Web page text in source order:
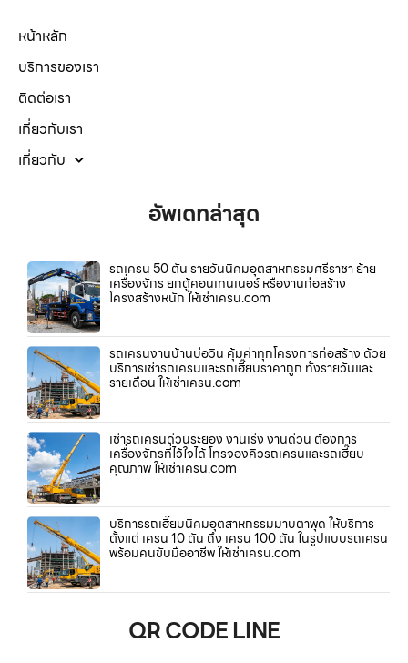
หน้าหลัก
บริการของเรา
ติดต่อเรา
เกี่ยวกับเรา
เกี่ยวกับ
อัพเดทล่าสุด
รถเครน 50 ตัน รายวันนิคมอุตสาหกรรมศรีราชา ย้าย
เครื่องจักร ยกตู้คอนเทนเนอร์ หรืองานก่อสร้าง
โครงสร้างหนัก ให้เช่าเครน.com
รถเครนงานบ้านบ่อวิน คุ้มค่าทุกโครงการก่อสร้าง ด้วย
บริการเช่ารถเครนและรถเฮี๊ยบราคาถูก ทั้งรายวันและ
รายเดือน ให้เช่าเครน.com
เช่ารถเครนด่วนระยอง งานเร่ง งานด่วน ต้องการ
เครื่องจักรที่ไว้ใจได้ โทรจองคิวรถเครนและรถเฮี๊ยบ
คุณภาพ ให้เช่าเครน.com
บริการรถเฮี๊ยบนิคมอุตสาหกรรมมาบตาพุด ให้บริการ
ตั้งแต่ เครน 10 ตัน ถึง เครน 100 ตัน ในรูปแบบรถเครน
พร้อมคนขับมืออาชีพ ให้เช่าเครน.com
QR CODE LINE